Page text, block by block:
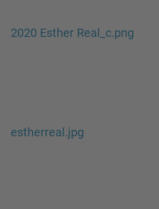
2020 Esther Real_c.png
estherreal.jpg